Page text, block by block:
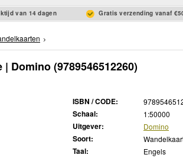
van 14 dagen Gratis verzending vanaf
| Domino(9789546512260)
ISBN / CODE:
Schaal: 1:50000
Uitgever: Domino
Soort:
Taal:
Engels